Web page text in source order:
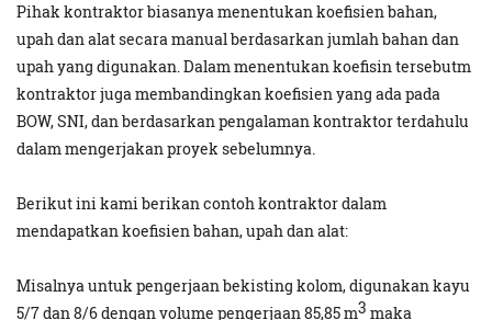
Pihak kontraktor biasanya menentukan koefisien bahan,
upah dan alat secara manual berdasarkan jumlah bahan dan
upah yang digunakan. Dalam menentukan koefisin tersebutm
kontraktor juga membandingkan koefisien yang ada pada
BOW, SNI, dan berdasarkan pengalaman kontraktor terdahulu
dalam mengerjakan proyek sebelumnya.
Berikut ini kami berikan contoh kontraktor dalam
mendapatkan koefisien bahan, upah dan alat:
Misalnya untuk pengerjaan bekisting kolom, digunakan kayu
5/7 dan 8/6 dengan volume pengerjaan 85,85 m3 maka